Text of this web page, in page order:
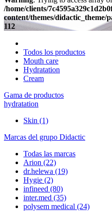
/home/clients/
content/themes/didactic_theme/
112
Todos los productos
Mouth care
Hydratation
Cream
Gama de productos
hydratation
Skin (1)
Marcas del grupo Didactic
Todas las marcas
Arion (22)
dr.helewa (19)
Hygie (2)
infineed (80)
inter.med (35)
polysem medical (24)